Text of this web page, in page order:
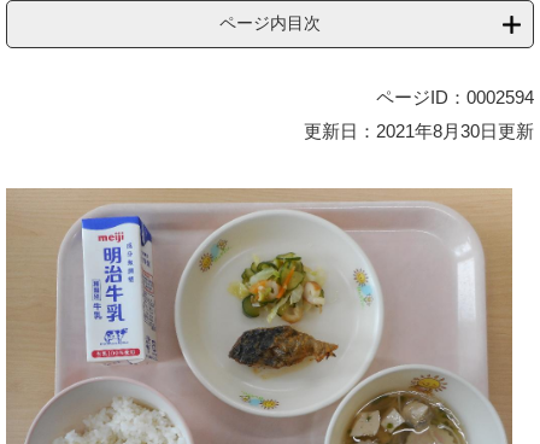
ページ内目次
ページID：0002594
更新日：2021年8月30日更新